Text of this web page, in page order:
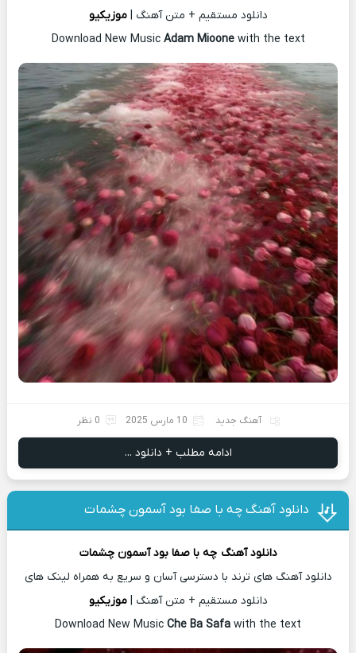
دانلود مستقیم + متن آهنگ | موزیکیو
Download New Music Adam Mioone with the text
آهنگ جدید 10 مارس 2025 0 نظر
ادامه مطلب + دانلود ...
دانلود آهنگ چه با صفا بود آسمون چشمات
دانلود آهنگ چه با صفا بود آسمون چشمات
دانلود آهنگ های ترند با دسترسی آسان و سریع به همراه لینک های
دانلود مستقیم + متن آهنگ | موزیکیو
Download New Music Che Ba Safa with the text